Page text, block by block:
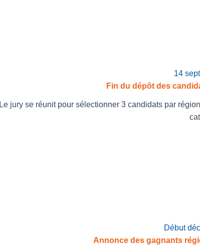
14
Fin du dépôt des
Le jury se réunit pour sélectionner 3 candidats par
Début
Annonce des gagnants